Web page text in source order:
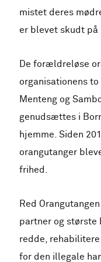
mistet deres
er blevet skudt på
De forældreløse
organisationens
Menteng og
genudsættes i
hjemme. Siden
orangutanger
frihed.
Red
partner og
redde,
for den illegale